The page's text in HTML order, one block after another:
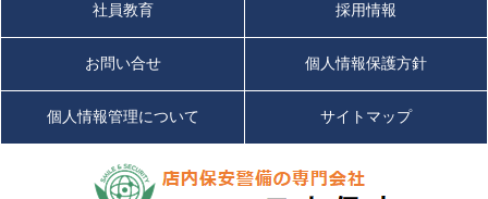
社員教育 採用情報
お問い合せ 個人情報保護方針
個人情報管理について サイトマップ